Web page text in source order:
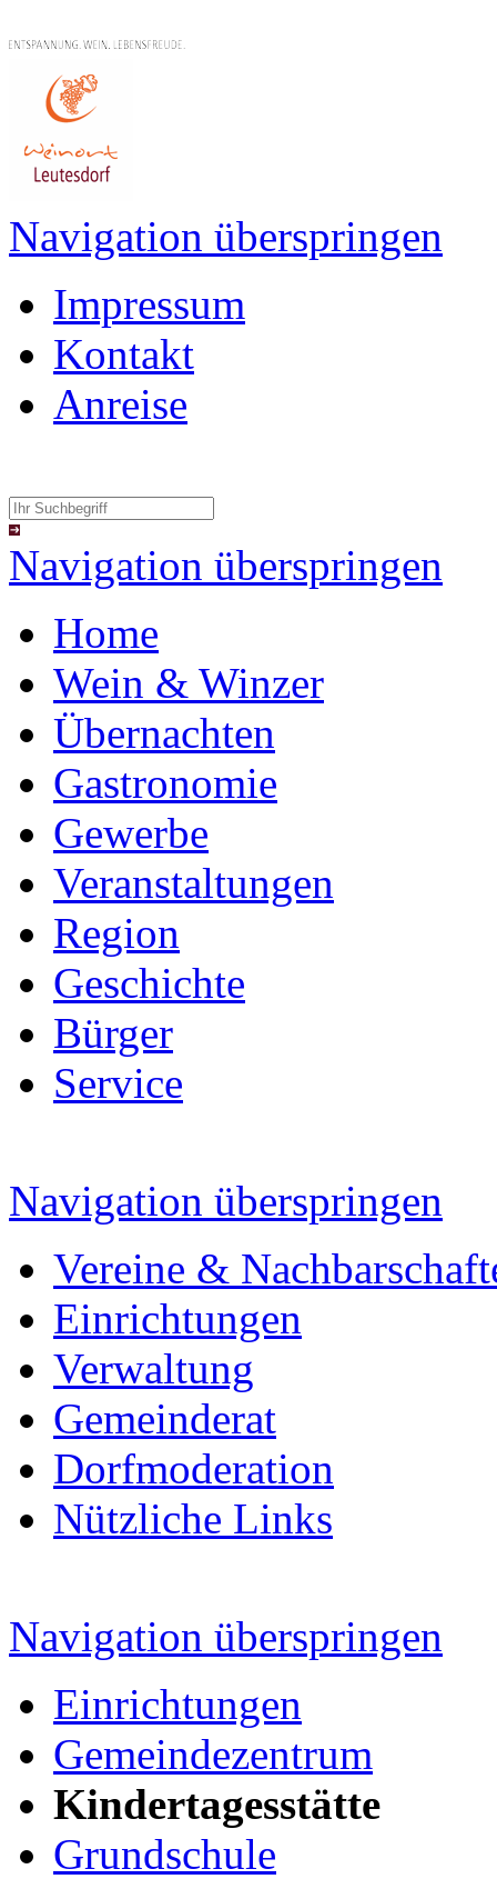
Navigation überspringen
Impressum
Kontakt
Anreise
Navigation überspringen
Home
Wein & Winzer
Übernachten
Gastronomie
Gewerbe
Veranstaltungen
Region
Geschichte
Bürger
Service
Navigation überspringen
Vereine &
Einrichtungen
Verwaltung
Gemeinderat
Dorfmoderation
Nützliche Links
Navigation überspringen
Einrichtungen
Gemeindezentrum
Kindertagesstätte
Grundschule